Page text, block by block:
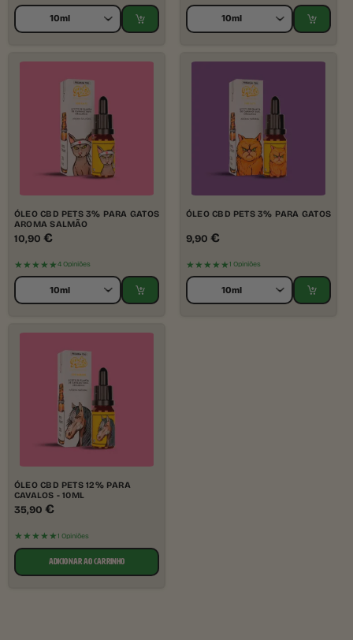
ÓLEO CBD PETS 3% PARA GATOS
AROMA SALMÃO
10,90 €
★★★★★4 Opiniões
ÓLEO CBD PETS 3% PARA GATOS
9,90 €
★★★★★1 Opiniões
ÓLEO CBD PETS 12% PARA
CAVALOS - 10ML
35,90 €
★★★★★1 Opiniões
ADICIONAR AO CARRINHO